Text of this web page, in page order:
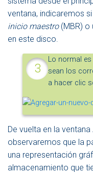
ventana, indicaremos
inicio maestro(MBR) o
en este disco.
Lo normal
sean los
a hacer clic
De vuelta en la ventana
observaremos que la
una representación
almacenamiento que